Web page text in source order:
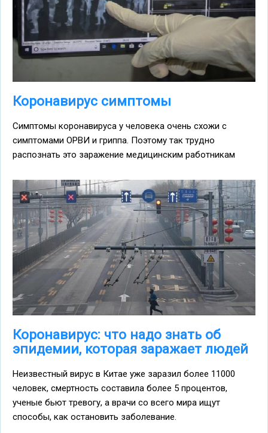
Коронавирус симптомы
Симптомы коронавируса у человека очень схожи с
симптомами ОРВИ и гриппа. Поэтому так трудно
распознать это заражение медицинским работникам
Коронавирус: что надо знать об
эпидемии, которая заражает людей
Неизвестный вирус в Китае уже заразил более 11000
человек, смертность составила более 5 процентов,
ученые бьют тревогу, а врачи со всего мира ищут
способы, как остановить заболевание.